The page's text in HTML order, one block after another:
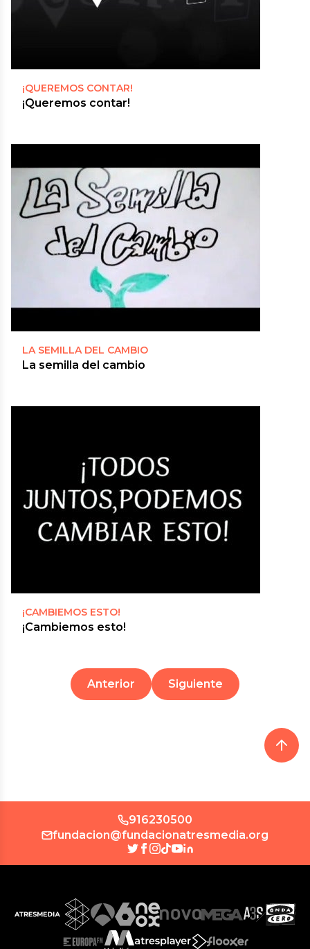
¡QUEREMOS CONTAR!
¡Queremos contar!
LA SEMILLA DEL CAMBIO
La semilla del cambio
¡CAMBIEMOS ESTO!
¡Cambiemos esto!
Anterior Siguiente
916230500
fundacion@fundacionatresmedia.org